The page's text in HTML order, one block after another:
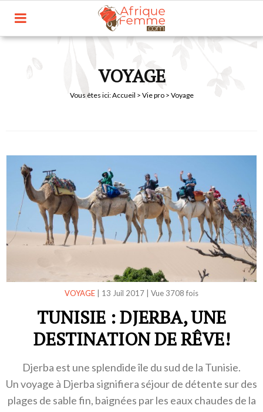
VOYAGE
Vous êtes ici:Accueil > Vie pro> Voyage
VOYAGE 13 Juil 2017 Vue 3708 fois
TUNISIE : DJERBA, UNE
DESTINATION DE RÊVE!
Djerba est une splendide île du sud de la Tunisie.
Un voyage à Djerba signifiera séjour de détente sur des
plages de sable fin, baignées par les eaux chaudes de la